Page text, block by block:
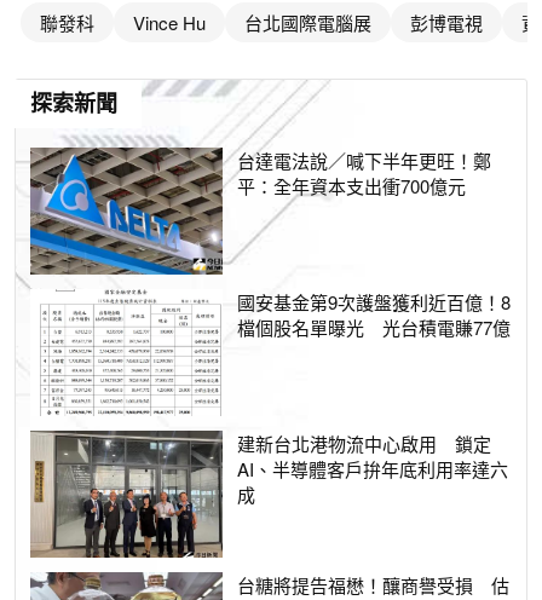
聯發科 Vince Hu 台北國際電腦展 彭博電視
探索新聞
台達電法說／喊下半年更旺！鄭
平：全年資本支出衝700億元
國安基金第9次護盤獲利近百億！8
檔個股名單曝光 光台積電賺77億
建新台北港物流中心啟用 鎖定
AI、半導體客戶拚年底利用率達六
成
台糖將提告福懋！釀商譽受損 估